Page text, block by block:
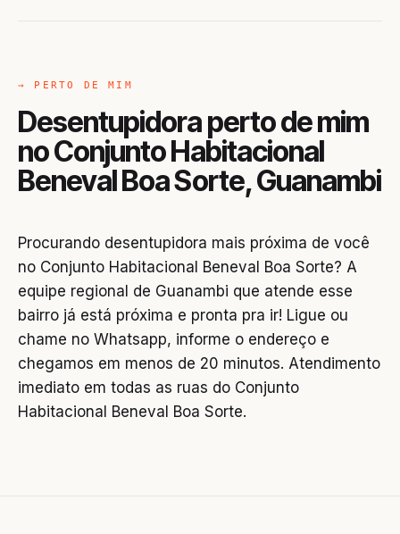
→ PERTO DE MIM
Desentupidora perto de mim
no Conjunto Habitacional
Beneval Boa Sorte, Guanambi
Procurando desentupidora mais próxima de você
no Conjunto Habitacional Beneval Boa Sorte? A
equipe regional de Guanambi que atende esse
bairro já está próxima e pronta pra ir! Ligue ou
chame no Whatsapp, informe o endereço e
chegamos em menos de 20 minutos. Atendimento
imediato em todas as ruas do Conjunto
Habitacional Beneval Boa Sorte.